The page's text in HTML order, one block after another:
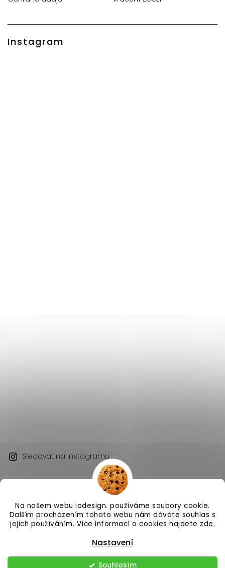
Na našem webu iodesign. používáme soubory cookie.
Dalším procházením tohoto webu nám dáváte souhlas s
jejich používáním. Více informací o cookies najdete zde.
Nastavení
Souhlasím
Instagram
Sledovat na Instagramu
iodesign. . Všechna práva vyhrazena.
Shoptet| DesignShoptak.cz